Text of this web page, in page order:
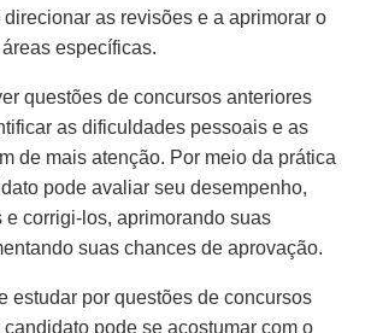
as revisões e a aprimorar o
específicas.
questões de concursos anteriores
as dificuldades pessoais e as
de mais atenção. Por meio da prática
pode avaliar seu desempenho,
e corrigi-los, aprimorando suas
suas chances de aprovação.
estudar por questões de concursos
pode se acostumar com o